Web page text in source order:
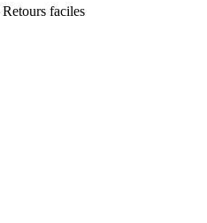
Retours faciles